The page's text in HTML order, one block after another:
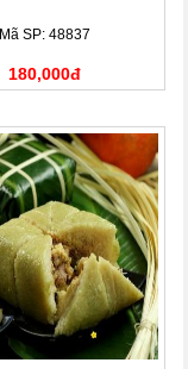
Mã SP: 48837
180,000đ